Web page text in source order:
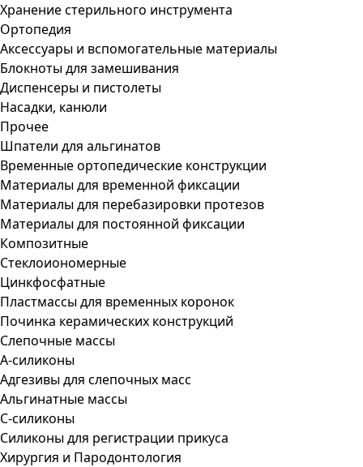
Хранение стерильного инструмента
Ортопедия
Аксессуары и вспомогательные материалы
Блокноты для замешивания
Диспенсеры и пистолеты
Насадки, канюли
Прочее
Шпатели для альгинатов
Временные ортопедические конструкции
Материалы для временной фиксации
Материалы для перебазировки протезов
Материалы для постоянной фиксации
Композитные
Стеклоиономерные
Цинкфосфатные
Пластмассы для временных коронок
Починка керамических конструкций
Слепочные массы
А-силиконы
Адгезивы для слепочных масс
Альгинатные массы
С-силиконы
Силиконы для регистрации прикуса
Хирургия и Пародонтология